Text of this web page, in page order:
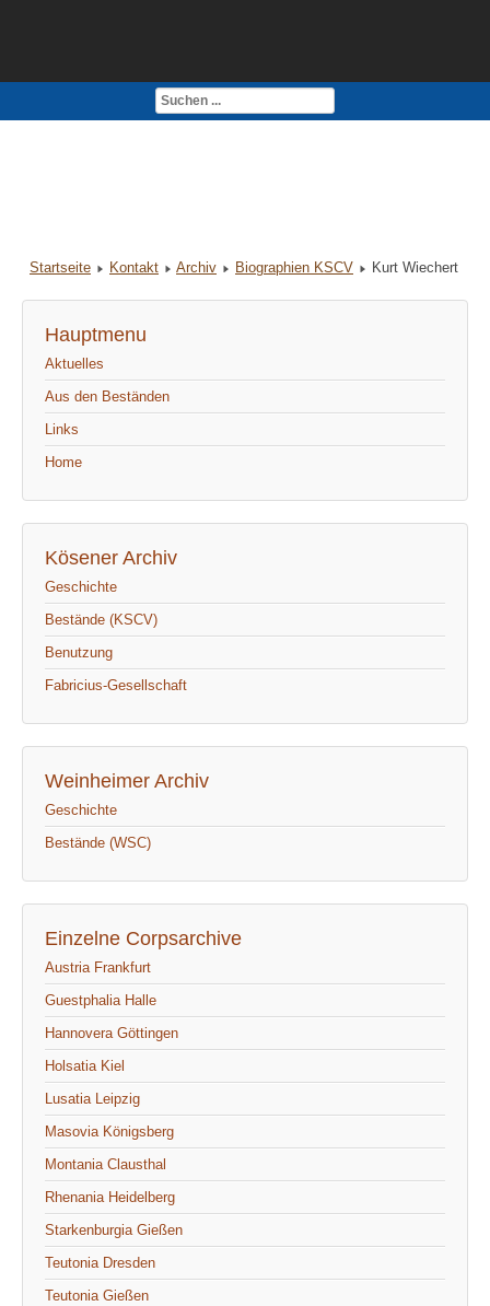
Impressum
Startseite Kontakt Archiv Biographien KSCV Kurt Wiechert
Hauptmenu
Aktuelles
Aus den Beständen
Links
Home
Kösener Archiv
Geschichte
Bestände (KSCV)
Benutzung
Fabricius-Gesellschaft
Weinheimer Archiv
Geschichte
Bestände (WSC)
Einzelne Corpsarchive
Austria Frankfurt
Guestphalia Halle
Hannovera Göttingen
Holsatia Kiel
Lusatia Leipzig
Masovia Königsberg
Montania Clausthal
Rhenania Heidelberg
Starkenburgia Gießen
Teutonia Dresden
Teutonia Gießen